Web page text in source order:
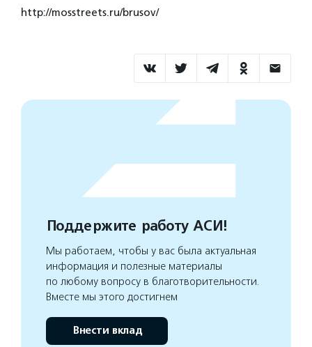
http://mosstreets.ru/brusov/
Поддержите работу АСИ!
Мы работаем, чтобы у вас была актуальная
информация и полезные материалы
по любому вопросу в благотворительности.
Вместе мы этого достигнем
Внести вклад